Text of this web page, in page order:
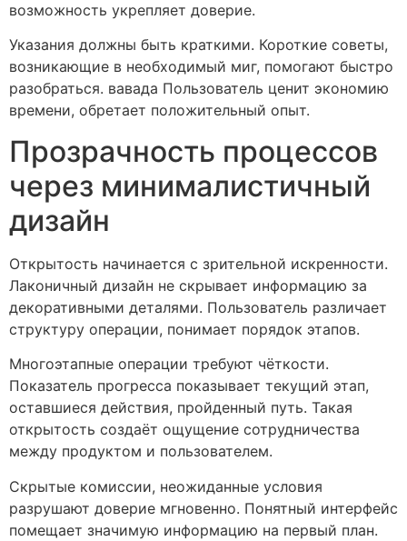
возможность укрепляет доверие.
Указания должны быть краткими. Короткие советы,
возникающие в необходимый миг, помогают быстро
разобраться. вавада Пользователь ценит экономию
времени, обретает положительный опыт.
Прозрачность процессов
через минималистичный
дизайн
Открытость начинается с зрительной искренности.
Лаконичный дизайн не скрывает информацию за
декоративными деталями. Пользователь различает
структуру операции, понимает порядок этапов.
Многоэтапные операции требуют чёткости.
Показатель прогресса показывает текущий этап,
оставшиеся действия, пройденный путь. Такая
открытость создаёт ощущение сотрудничества
между продуктом и пользователем.
Скрытые комиссии, неожиданные условия
разрушают доверие мгновенно. Понятный интерфейс
помещает значимую информацию на первый план.